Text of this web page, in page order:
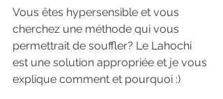
Vous êtes hypersensible et vous
cherchez une méthode qui vous
permettrait de souffler? Le Lahochi
est une solution appropriée et je vous
explique comment et pourquoi :)